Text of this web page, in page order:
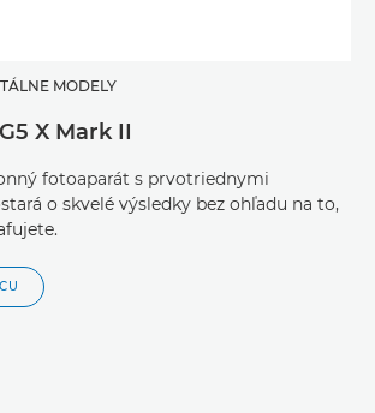
MODELY
X Mark II
fotoaparát s prvotriednymi
o skvelé výsledky bez ohľadu na to,